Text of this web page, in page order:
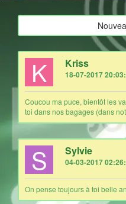
K Kriss
18-07-2017
Coucou ma puce, bientôt les
toi dans nos bagages (dans
S Sylvie
04-03-2017
On pense toujours à toi belle